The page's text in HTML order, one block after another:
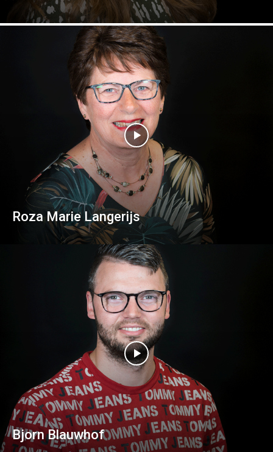
Roza Marie Langerijs
Bjorn Blauwhof